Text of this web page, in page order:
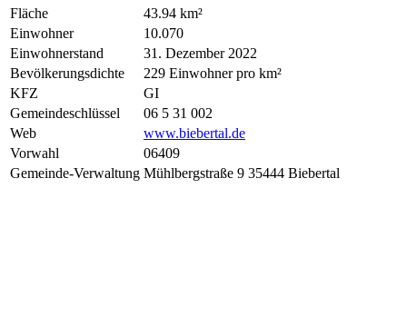
Fläche
43.94 km²
Einwohner
10.070
Einwohnerstand
31. Dezember 2022
Bevölkerungsdichte
229 Einwohner pro km²
KFZ
GI
Gemeindeschlüssel
06 5 31 002
Web
www.biebertal.de
Vorwahl
06409
Gemeinde-Verwaltung Mühlbergstraße 9 35444 Biebertal